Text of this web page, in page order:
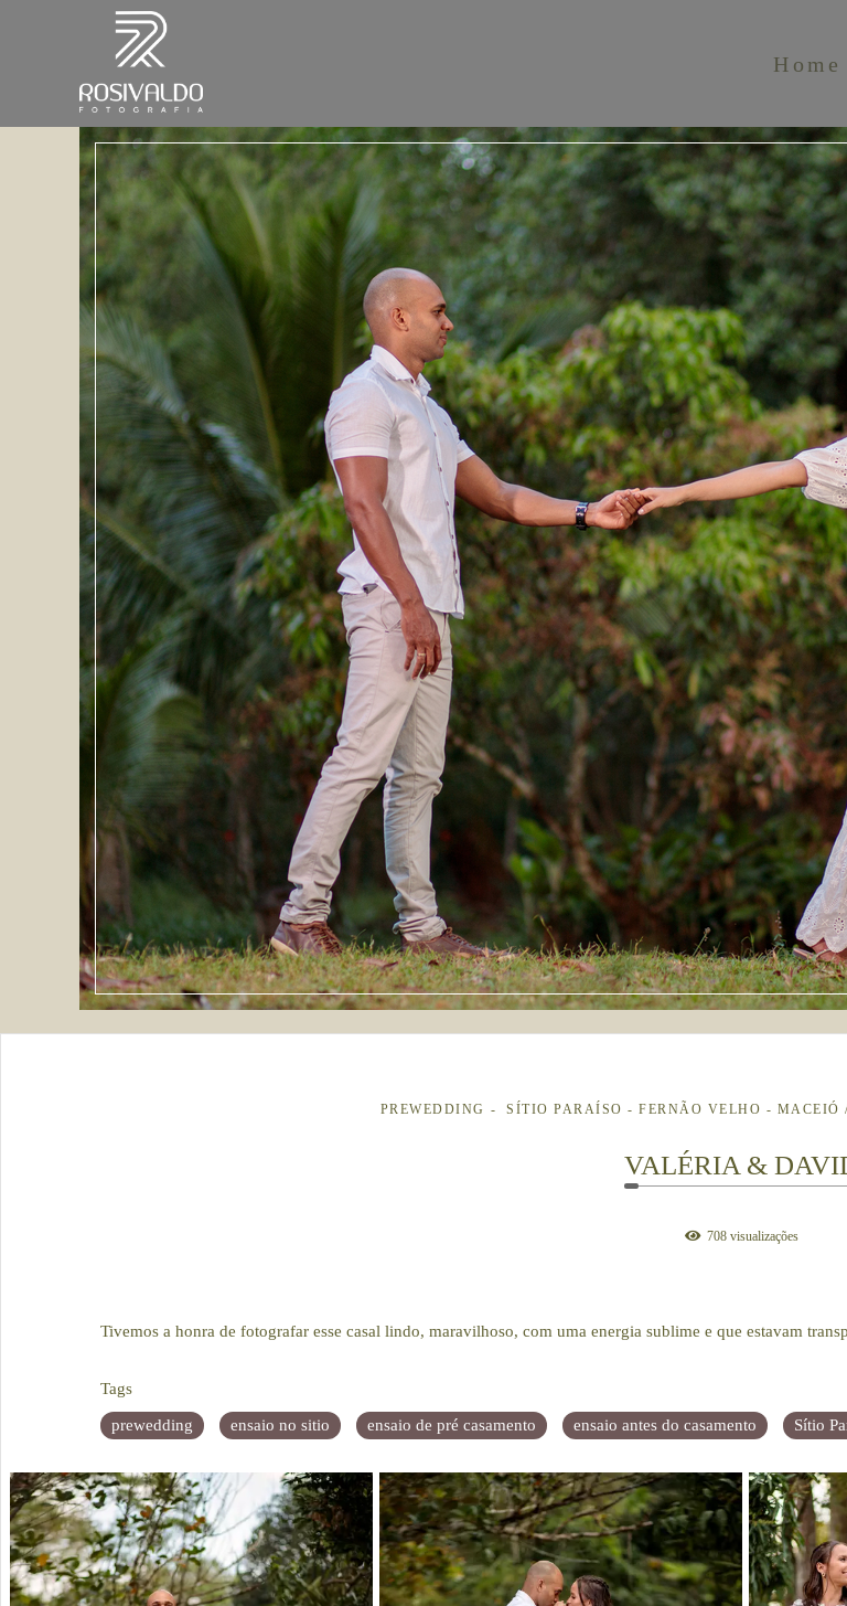
Home
PREWEDDING SÍTIO PARAÍSO - FERNÃO VELHO - MACEIÓ
VALÉRIA &
708visualizações
Tivemos a honra de fotografar esse casal lindo, maravilhoso, com uma energia sublime e que estavam
Tags
prewedding ensaio no sitio ensaio de pré casamento ensaio antes do casamento Sítio